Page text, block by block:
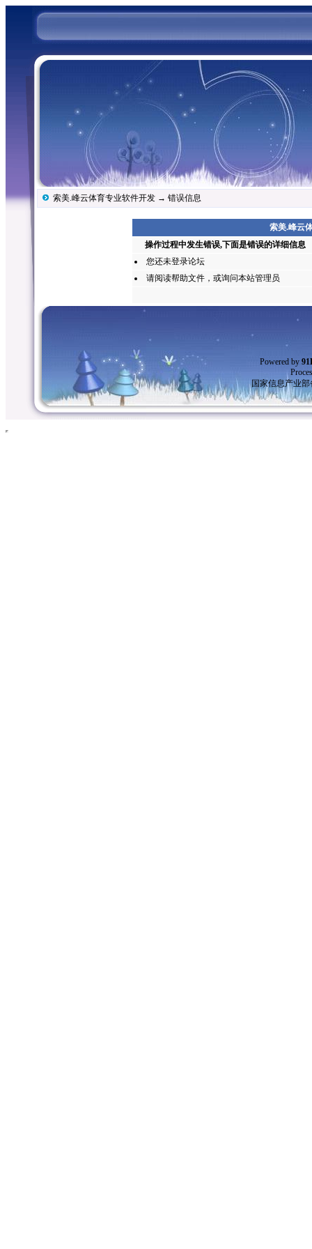
索美.峰云体育专业软件开发 → 错误信息
索美.峰云
操作过程中发生错误,下面是错误的详细信息
您还未登录论坛
请阅读帮助文件，或询问本站管理员
Powered by
国家信息产业部